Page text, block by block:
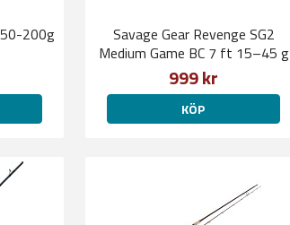
200g
Savage Gear Revenge SG2
Medium Game BC 7 ft 15–45 g
999 kr
KÖP